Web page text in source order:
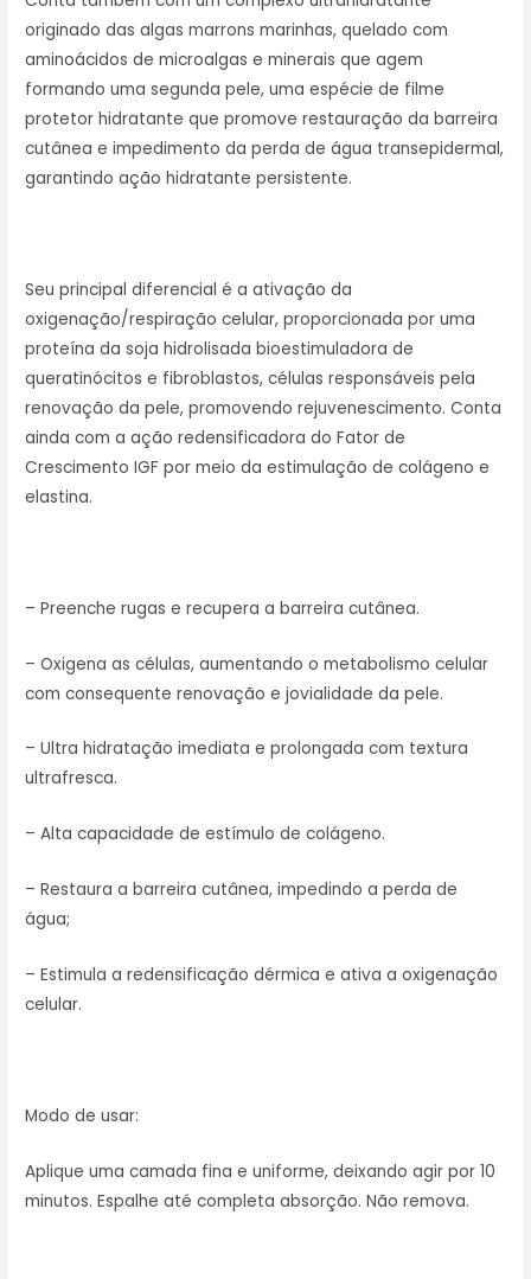
originado das algas marrons marinhas, quelado com
aminoácidos de microalgas e minerais que agem
formando uma segunda pele, uma espécie de filme
protetor hidratante que promove restauração da barreira
cutânea e impedimento da perda de água transepidermal,
garantindo ação hidratante persistente.
Seu principal diferencial é a ativação da
oxigenação/respiração celular, proporcionada por uma
proteína da soja hidrolisada bioestimuladora de
queratinócitos e fibroblastos, células responsáveis pela
renovação da pele, promovendo rejuvenescimento. Conta
ainda com a ação redensificadora do Fator de
Crescimento IGF por meio da estimulação de colágeno e
elastina.
– Preenche rugas e recupera a barreira cutânea.
– Oxigena as células, aumentando o metabolismo celular
com consequente renovação e jovialidade da pele.
– Ultra hidratação imediata e prolongada com textura
ultrafresca.
– Alta capacidade de estímulo de colágeno.
– Restaura a barreira cutânea, impedindo a perda de
água;
– Estimula a redensificação dérmica e ativa a oxigenação
celular.
Modo de usar:
Aplique uma camada fina e uniforme, deixando agir por 10
minutos. Espalhe até completa absorção. Não remova.